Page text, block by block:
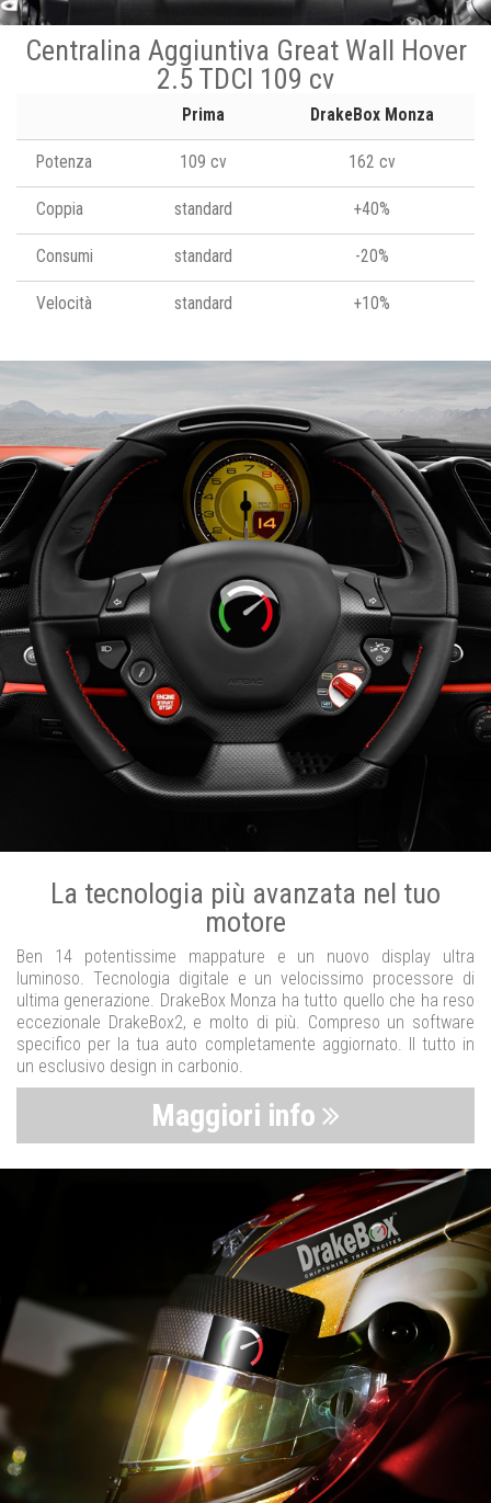
Centralina Aggiuntiva Great Wall Hover
2.5 TDCI 109 cv
Prima DrakeBox Monza
Potenza 109 cv 162 cv
Coppia standard +40%
Consumi standard -20%
Velocità standard +10%
La tecnologia più avanzata nel tuo
motore
Ben 14 potentissime mappature e un nuovo display ultra
luminoso. Tecnologia digitale e un velocissimo processore di
ultima generazione. DrakeBox Monza ha tutto quello che ha reso
eccezionale DrakeBox2, e molto di più. Compreso un software
specifico per la tua auto completamente aggiornato. Il tutto in
un esclusivo design in carbonio.
Maggiori info